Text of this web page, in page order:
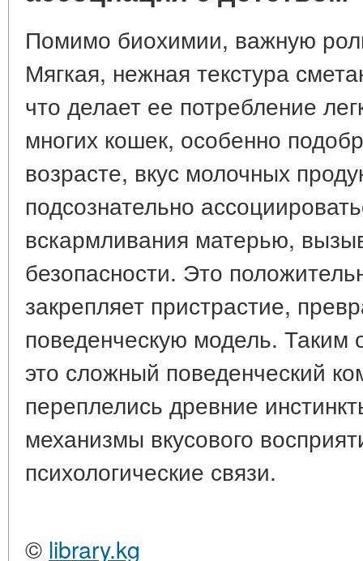
Помимо биохимии, важную
Мягкая, нежная текстура
что делает ее потребление
многих кошек, особенно
возрасте, вкус молочных
подсознательно
вскармливания матерью,
безопасности. Это
закрепляет пристрастие,
поведенческую модель. Таким
это сложный поведенческий
переплелись древние
механизмы вкусового
психологические связи.
© library.kg